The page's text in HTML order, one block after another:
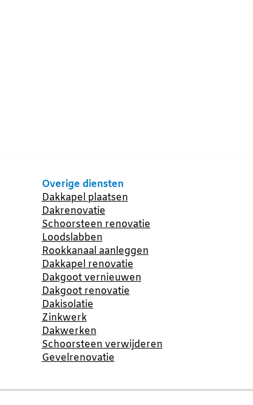
Overige diensten
Dakkapel plaatsen
Dakrenovatie
Schoorsteen renovatie
Loodslabben
Rookkanaal aanleggen
Dakkapel renovatie
Dakgoot vernieuwen
Dakgoot renovatie
Dakisolatie
Zinkwerk
Dakwerken
Schoorsteen verwijderen
Gevelrenovatie